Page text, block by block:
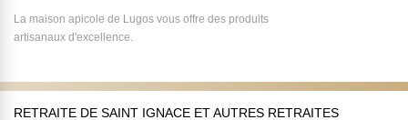
La maison apicole de Lugos vous offre des produits
artisanaux d'excellence.
RETRAITE DE SAINT IGNACE ET AUTRES RETRAITES